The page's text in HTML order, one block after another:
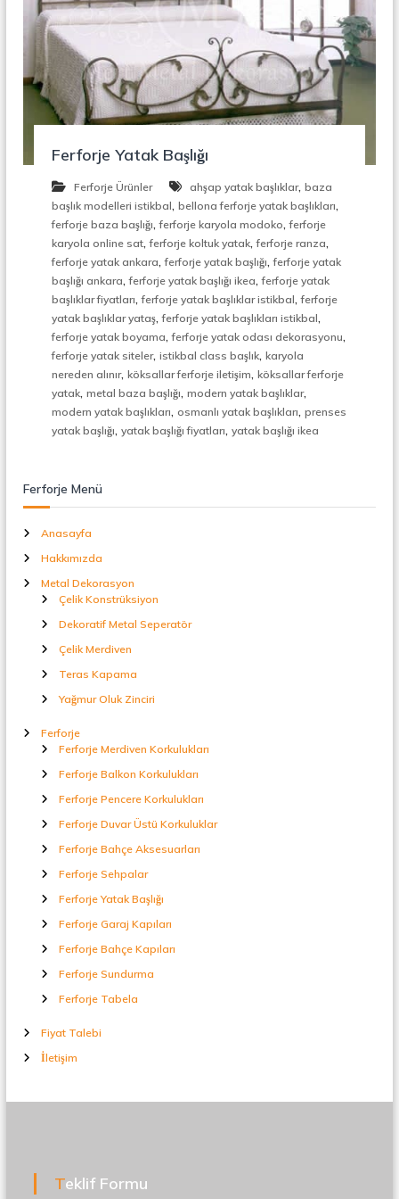
o
n
r
ü
k
i
o
n
l
M
e
r
d
i
v
n
,
M
e
t
l
e
Ferforje Yatak Başlığı
Ferforje Ürünler ahşap yatak başlıklar, baza
başlık modelleri istikbal, bellona ferforje yatak başlıkları,
ferforje baza başlığı,ferforje karyola modoko,ferforje
karyola online sat,ferforje koltuk yatak,ferforje ranza,
ferforje yatak ankara,ferforje yatak başlığı,ferforje yatak
başlığı ankara,ferforje yatak başlığı ikea,ferforje yatak
başlıklar fiyatları,ferforje yatak başlıklar istikbal,ferforje
yatak başlıklar yataş,ferforje yatak başlıkları istikbal,
ferforje yatak boyama,ferforje yatak odası dekorasyonu,
ferforje yatak siteler, istikbal class başlık, karyola
nereden alınır, köksallar ferforje iletişim, köksallar ferforje
yatak, metal baza başlığı, modern yatak başlıklar,
modern yatak başlıkları, osmanlı yatak başlıkları, prenses
yatak başlığı, yatak başlığı fiyatları, yatak başlığı ikea
Ferforje Menü
Anasayfa
Hakkımızda
Metal Dekorasyon
Çelik Konstrüksiyon
Dekoratif Metal Seperatör
Çelik Merdiven
Teras Kapama
Yağmur Oluk Zinciri
Ferforje
Ferforje Merdiven Korkulukları
Ferforje Balkon Korkulukları
Ferforje Pencere Korkulukları
Ferforje Duvar Üstü Korkuluklar
Ferforje Bahçe Aksesuarları
Ferforje Sehpalar
Ferforje Yatak Başlığı
Ferforje Garaj Kapıları
Ferforje Bahçe Kapıları
Ferforje Sundurma
Ferforje Tabela
Fiyat Talebi
İletişim
Teklif Formu